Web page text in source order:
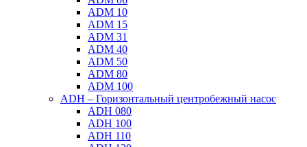
ADM 10
ADM 15
ADM 31
ADM 40
ADM 50
ADM 80
ADM 100
ADH – Горизонтальный центробежный насос
ADH 080
ADH 100
ADH 110